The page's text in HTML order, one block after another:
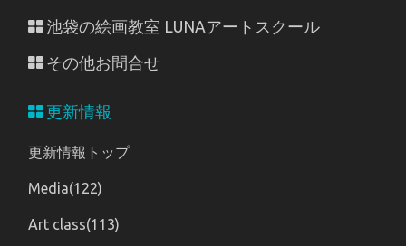
池袋の絵画教室 LUNAアートスクール
その他お問合せ
更新情報
更新情報トップ
Media(122)
Art class(113)